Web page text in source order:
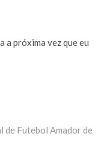
a próxima vez que eu
de Futebol Amador de